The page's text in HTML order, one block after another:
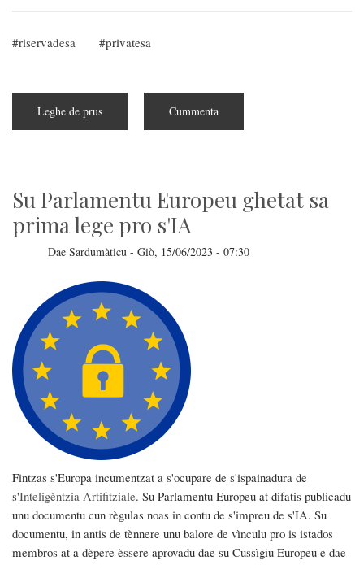
riservadesa privatesa
Leghe de prus
Frantza
is
tzitadinos
cun
is
telefoneddos
issoro
Cummenta
Su Parlamentu Europeu ghetat sa
prima lege pro s'IA
Dae Sardumàticu - Giò, 15/06/2023 - 07:30
Fintzas s'Europa incumentzat a s'ocupare de s'ispainadura de
s'Inteligèntzia Artifitziale. Su Parlamentu Europeu at difatis publicadu
unu documentu cun règulas noas in contu de s'impreu de s'IA. Su
documentu, in antis de tènnere unu balore de vìnculu pro is istados
membros at a dèpere èssere aprovadu dae su Cussìgiu Europeu e dae